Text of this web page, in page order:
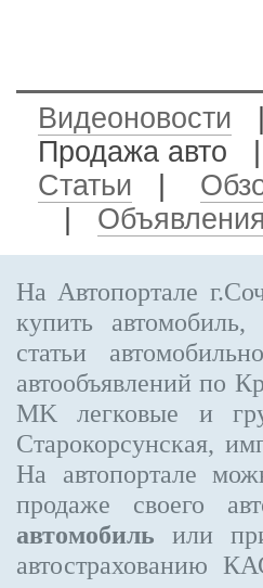
Видеоновости
Продажа авто
Статьи
На Автопортале
купить
статьи
автообъявлений по
MK легковые и
Старокорсунская,
На автопортале
продаже своего
автомобиль или